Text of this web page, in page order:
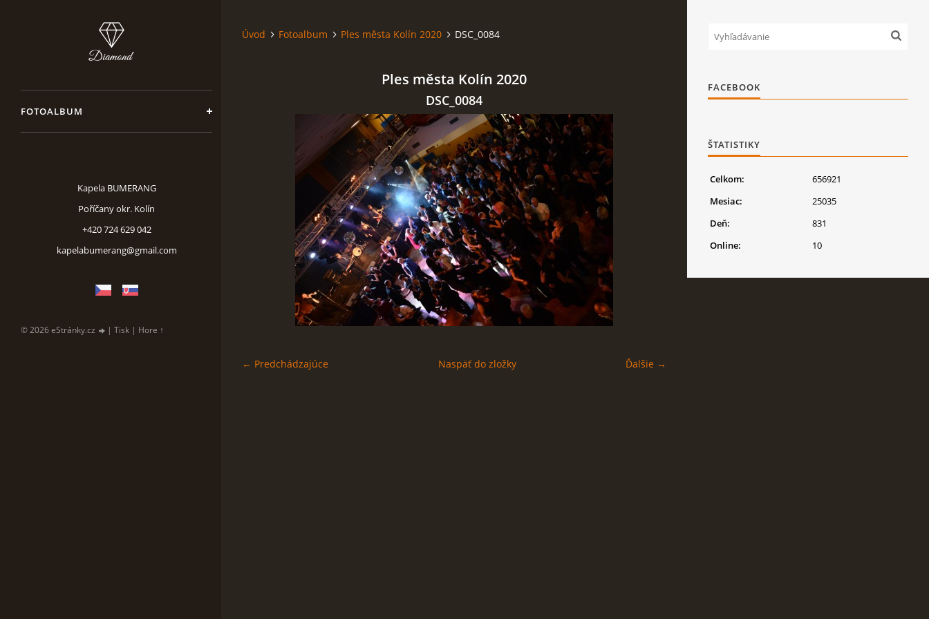
FOTOALBUM
Kapela BUMERANG
Poříčany okr. Kolín
+420 724 629 042
kapelabumerang@gmail.com
© 2026 eStránky.cz | Tisk | Hore ↑
Úvod Fotoalbum Ples města Kolín 2020 DSC_0084
Ples města Kolín 2020
DSC_0084
← Predchádzajúce Ďalšie →
Naspäť do zložky
FACEBOOK
ŠTATISTIKY
Online: 10
Celkom:
656921
Mesiac:
25035
Deň:
831